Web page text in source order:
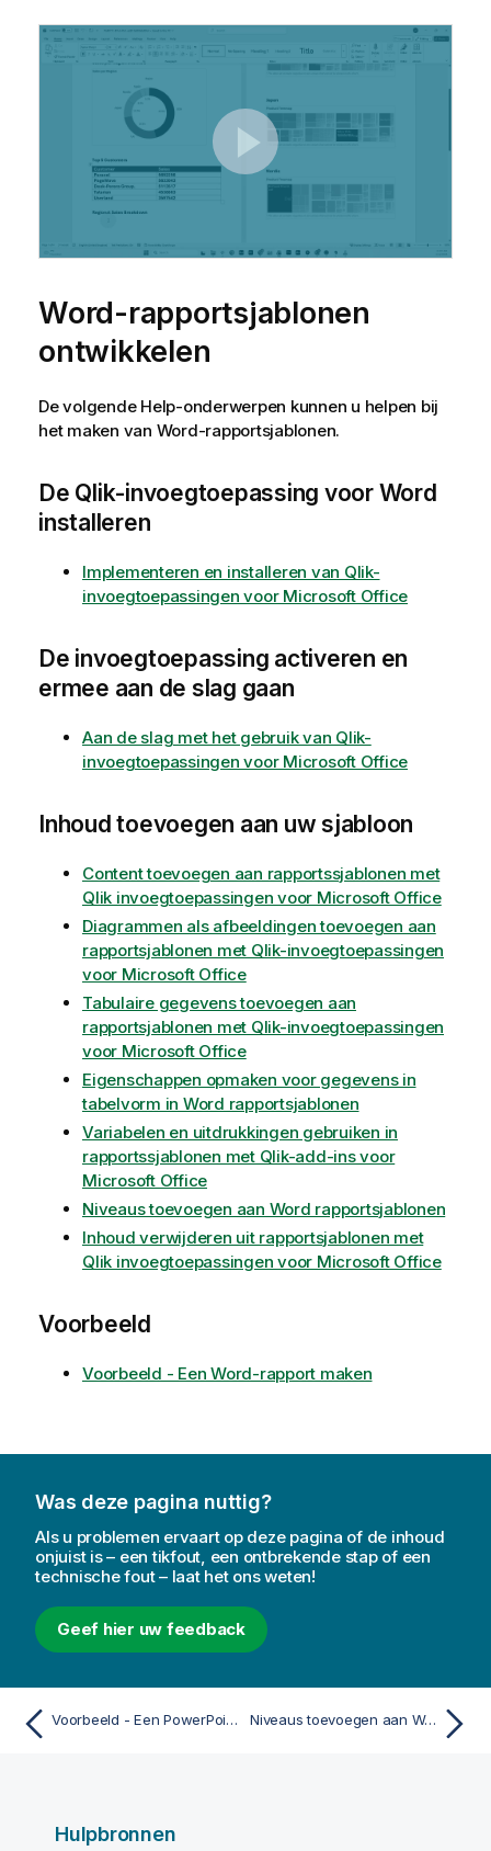
Word-rapportsjablonen
ontwikkelen
De volgende Help-onderwerpen kunnen u helpen bij
het maken van Word-rapportsjablonen.
De Qlik-invoegtoepassing voor Word
installeren
Implementeren en installeren van Qlik-
invoegtoepassingen voor Microsoft Office
De invoegtoepassing activeren en
ermee aan de slag gaan
Aan de slag met het gebruik van Qlik-
invoegtoepassingen voor Microsoft Office
Inhoud toevoegen aan uw sjabloon
Content toevoegen aan rapportssjablonen met
Qlik invoegtoepassingen voor Microsoft Office
Diagrammen als afbeeldingen toevoegen aan
rapportsjablonen met Qlik-invoegtoepassingen
voor Microsoft Office
Tabulaire gegevens toevoegen aan
rapportsjablonen met Qlik-invoegtoepassingen
voor Microsoft Office
Eigenschappen opmaken voor gegevens in
tabelvorm in Word rapportsjablonen
Variabelen en uitdrukkingen gebruiken in
rapportssjablonen met Qlik-add-ins voor
Microsoft Office
Niveaus toevoegen aan Word rapportsjablonen
Inhoud verwijderen uit rapportsjablonen met
Qlik invoegtoepassingen voor Microsoft Office
Voorbeeld
Voorbeeld - Een Word-rapport maken
Was deze pagina nuttig?
Als u problemen ervaart op deze pagina of de inhoud
onjuist is – een tikfout, een ontbrekende stap of een
technische fout – laat het ons weten!
Geef hier uw feedback
Voorbeeld - Een PowerPoint-rapport maken Niveaus toevoegen aan Word rapportsjablonen
Hulpbronnen